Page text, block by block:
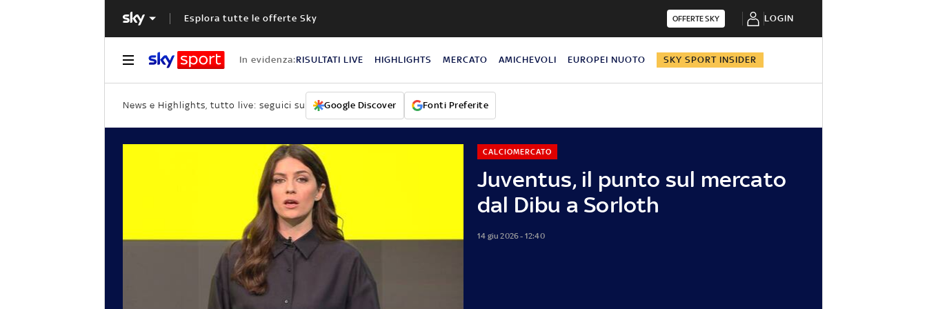
Esplora tutte le offerte Sky OFFERTE SKY LOGIN
In evidenza:RISULTATI LIVE HIGHLIGHTS MERCATO AMICHEVOLI EUROPEI NUOTO SKY SPORT INSIDER
News e Highlights, tutto live: seguici su Google Discover Fonti Preferite
Juventus, il punto sul mercato
dal Dibu a Sorloth
CALCIOMERCATO
14 giu 2026 - 12:40